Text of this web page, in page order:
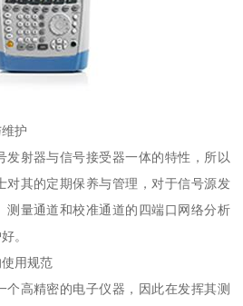
护
发射器与信号接受器一体的特性，所以
对其的定期保养与管理，对于信号源发
测量通道和校准通道的四端口网络分析
。
用规范
个高精密的电子仪器，因此在发挥其测